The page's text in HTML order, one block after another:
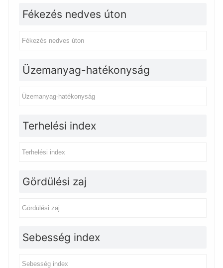
Fékezés nedves úton
Üzemanyag-hatékonyság
Terhelési index
Gördülési zaj
Sebesség index